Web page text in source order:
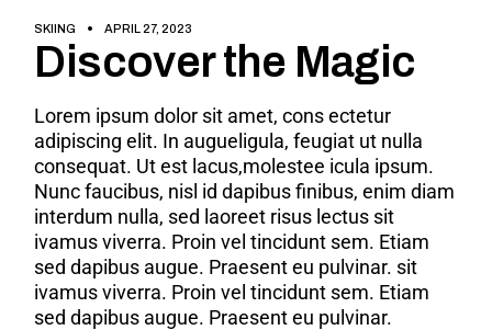
SKIING APRIL 27, 2023
Discover the Magic
Lorem ipsum dolor sit amet, cons ectetur
adipiscing elit. In augueligula, feugiat ut nulla
consequat. Ut est lacus,molestee icula ipsum.
Nunc faucibus, nisl id dapibus finibus, enim diam
interdum nulla, sed laoreet risus lectus sit
ivamus viverra. Proin vel tincidunt sem. Etiam
sed dapibus augue. Praesent eu pulvinar. sit
ivamus viverra. Proin vel tincidunt sem. Etiam
sed dapibus augue. Praesent eu pulvinar.